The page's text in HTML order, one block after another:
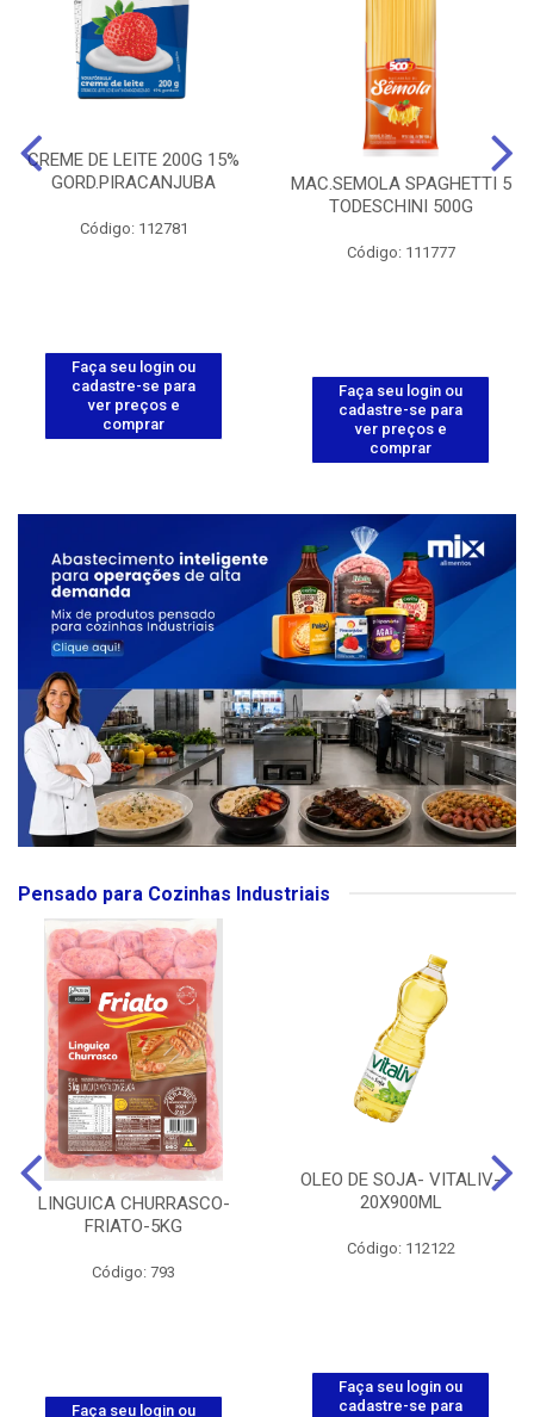
CREME DE LEITE 200G 15%
GORD.PIRACANJUBA
Código: 112781
Faça seu login ou
cadastre-se para
ver preços e
comprar
MAC.SEMOLA SPAGHETTI 5
TODESCHINI 500G
Código: 111777
Faça seu login ou
cadastre-se para
ver preços e
comprar
Pensado para Cozinhas Industriais
LINGUICA CHURRASCO-
FRIATO-5KG
Código: 793
Faça seu login ou
OLEO DE SOJA- VITALIV-
20X900ML
Código: 112122
Faça seu login ou
cadastre-se para